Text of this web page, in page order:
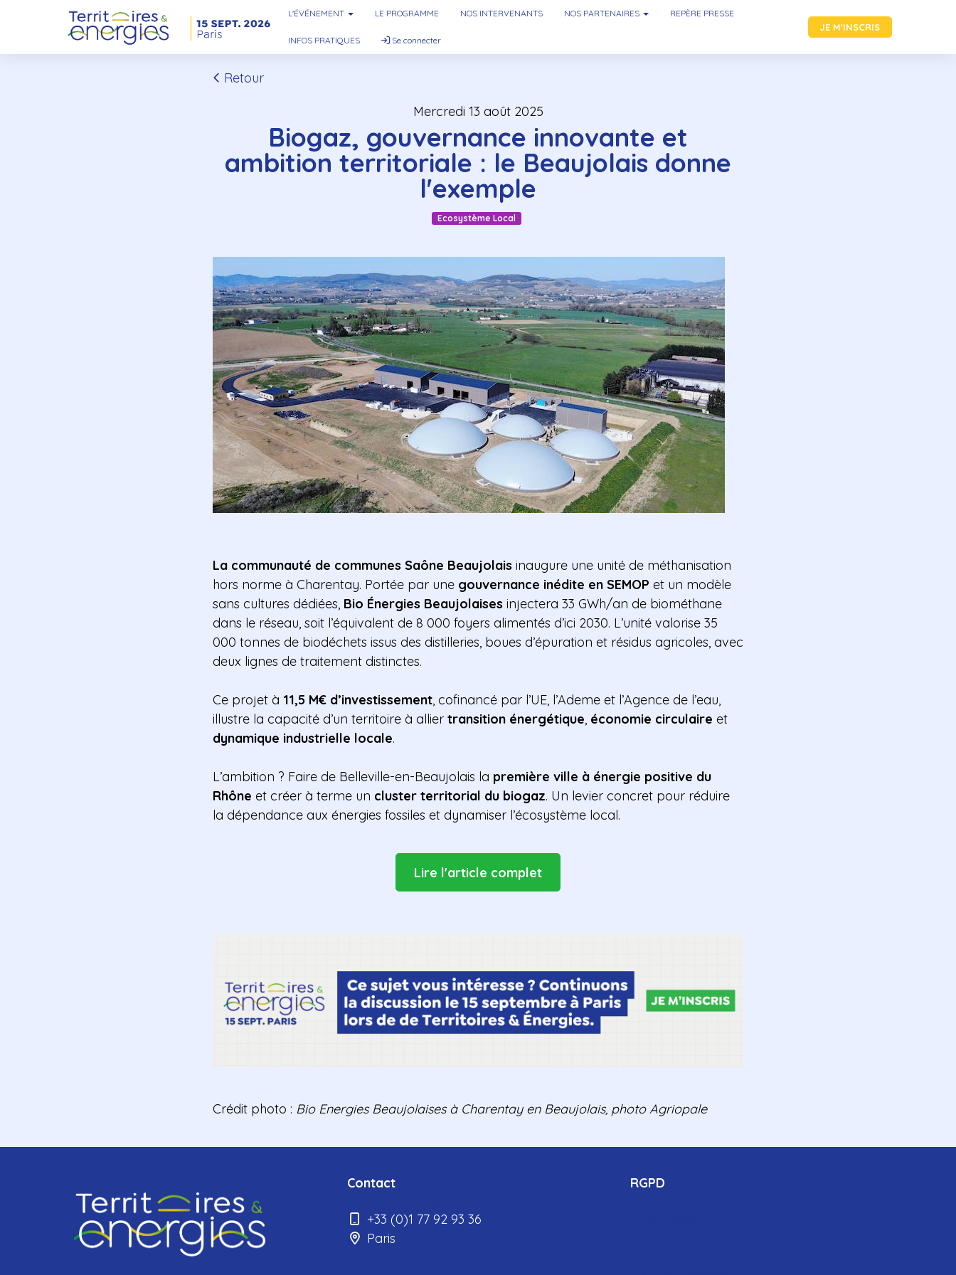
L'ÉVÉNEMENT LE PROGRAMME NOS INTERVENANTS NOS PARTENAIRES REPÈRE PRESSE
INFOS PRATIQUES Se connecter
JE M'INSCRIS
Retour
mercredi 13 août 2025
Biogaz, gouvernance innovante et
ambition territoriale : le Beaujolais donne
l'exemple
Ecosystème Local
La communauté de communes Saône Beaujolais inaugure une unité de méthanisation
hors norme à Charentay. Portée par une gouvernance inédite en SEMOP et un modèle
sans cultures dédiées, Bio Énergies Beaujolaises injectera 33 GWh/an de biométhane
dans le réseau, soit l’équivalent de 8 000 foyers alimentés d’ici 2030. L’unité valorise 35
000 tonnes de biodéchets issus des distilleries, boues d’épuration et résidus agricoles, avec
deux lignes de traitement distinctes.
Ce projet à 11,5 M€ d’investissement, cofinancé par l’UE, l’Ademe et l’Agence de l’eau,
illustre la capacité d’un territoire à allier transition énergétique, économie circulaire et
dynamique industrielle locale.
L’ambition ? Faire de Belleville-en-Beaujolais la première ville à énergie positive du
Rhône et créer à terme un cluster territorial du biogaz. Un levier concret pour réduire
la dépendance aux énergies fossiles et dynamiser l’écosystème local.
Lire l'article complet
Crédit photo : Bio Energies Beaujolaises à Charentay en Beaujolais, photo Agriopale
Contact
+33 (0)1 77 92 93 36
Paris
RGPD